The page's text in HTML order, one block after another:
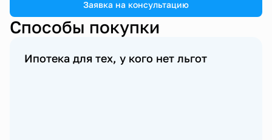
Заявка на консультацию
Способы покупки
Ипотека для тех, у кого нет льгот